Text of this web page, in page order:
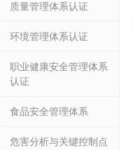
质量管理体系认证
环境管理体系认证
职业健康安全管理体系
认证
食品安全管理体系
危害分析与关键控制点